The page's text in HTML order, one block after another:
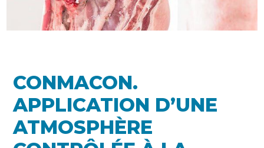
CONMACON.
APPLICATION D’UNE
ATMOSPHÈRE